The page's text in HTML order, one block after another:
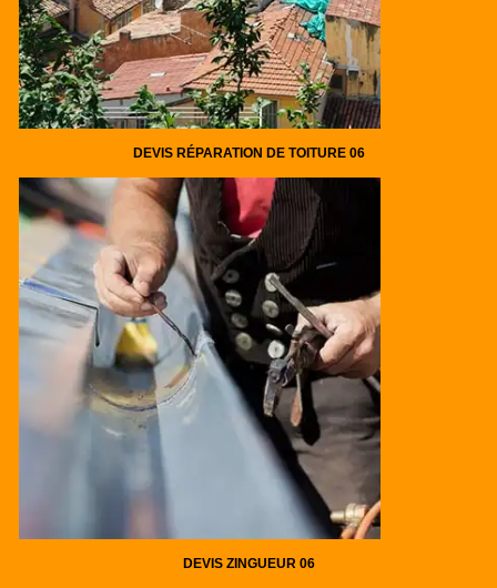
DEVIS RÉPARATION DE TOITURE 06
DEVIS ZINGUEUR 06